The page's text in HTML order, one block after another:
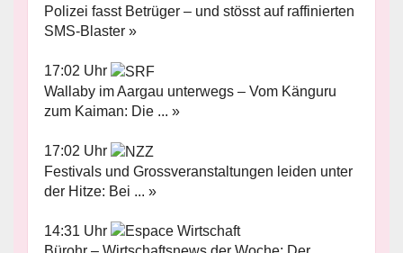
Polizei fasst Betrüger – und stösst auf raffinierten
SMS-Blaster »
17:02 Uhr
Wallaby im Aargau unterwegs – Vom Känguru
zum Kaiman: Die ... »
17:02 Uhr
Festivals und Grossveranstaltungen leiden unter
der Hitze: Bei ... »
14:31 Uhr